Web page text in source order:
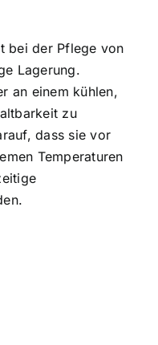
bei der Pflege von
Lagerung.
an einem kühlen,
zu
dass sie vor
Temperaturen